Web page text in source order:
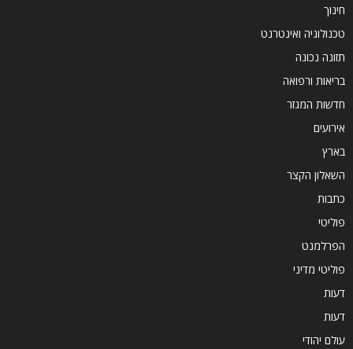
חינוך
טכנולוגיה ואינטרנט
תזונה נכונה
בריאות ורפואה
חדשות המגזר
אירועים
בארץ
השאלון הקצר
כתבות
פוליטי
הפרלמנט
פוליטי מדיני
דעות
דעות
עולם יהודי